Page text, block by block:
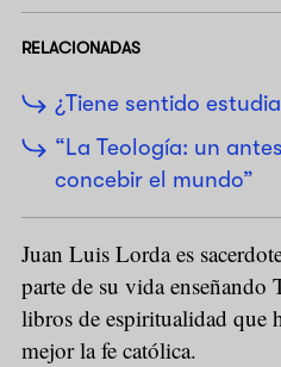
RELACIONADAS
¿Tiene sentido
“La Teología: un
concebir el mundo”
Juan Luis Lorda es
parte de su vida
libros de espiritualidad que
mejor la fe católica.